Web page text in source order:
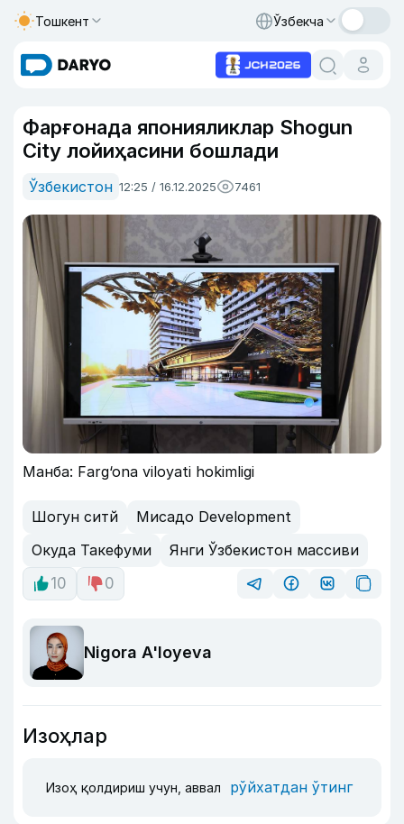
Тошкент Ўзбекча
Фарғонада японияликлар Shogun
City лойиҳасини бошлади
Ўзбекистон 12:25 / 16.12.2025 7461
Манба: Farg‘ona viloyati hokimligi
Шогун cитй
Миcадо Development
Окуда Такефуми
Янги Ўзбекистон массиви
10
0
Nigora A'loyeva
Изоҳлар
Изоҳ қолдириш учун, аввал рўйхатдан ўтинг